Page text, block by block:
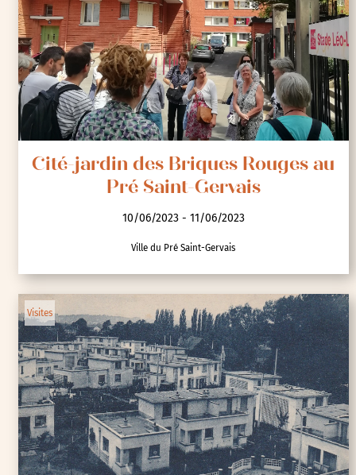
Cité-jardin des Briques Rouges au
Pré Saint-Gervais
10/06/2023 - 11/06/2023
Ville du Pré Saint-Gervais
Visites